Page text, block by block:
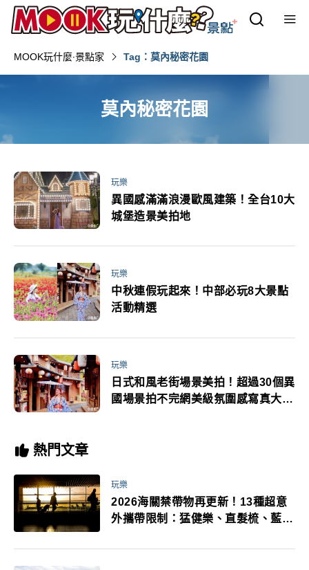
MOOK玩什麼‧景點家 Tag：莫內秘密花園
莫內秘密花園
玩樂
異國感滿滿浪漫歐風建築！全台10大
城堡造景美拍地
玩樂
中秋連假玩起來！中部必玩8大景點
活動精選
玩樂
日式和風老街場景美拍！超過30個異
國場景拍不完網美級氛圍感寫真大片
熱門文章
玩樂
2026海關禁帶物再更新！13種超意
外攜帶限制：猛健樂、直髮梳、藍牙
萬！注意事項一次看！